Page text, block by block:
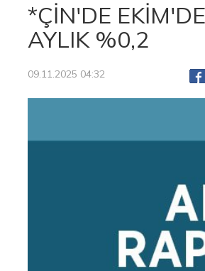
*ÇİN'DE
AYLIK %0,2
09.11.2025 04:32